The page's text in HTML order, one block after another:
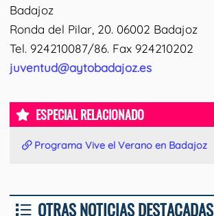
Badajoz
Ronda del Pilar, 20. 06002 Badajoz
Tel. 924210087/86. Fax 924210202
juventud@aytobadajoz.es
ESPECIAL RELACIONADO
Programa Vive el Verano en Badajoz
OTRAS NOTICIAS DESTACADAS